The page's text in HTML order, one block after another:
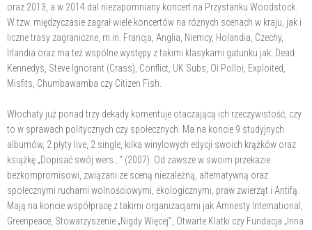
oraz 2013, a w 2014 dal niezapomniany koncert na Przystanku Woodstock.
W tzw. międzyczasie zagrał wiele koncertów na różnych scenach w kraju, jak i
liczne trasy zagraniczne, m.in. Francja, Anglia, Niemcy, Holandia, Czechy,
Irlandia oraz ma też wspólne występy z takimi klasykami gatunku jak: Dead
Kennedys, Steve Ignorant (Crass), Conflict, UK Subs, Oi Polloi, Exploited,
Misfits, Chumbawamba czy Citizen Fish.
Włochaty już ponad trzy dekady komentuje otaczającą ich rzeczywistość, czy
to w sprawach politycznych czy społecznych. Ma na koncie 9 studyjnych
albumów, 2 płyty live, 2 single, kilka winylowych edycji swoich krążków oraz
książkę „Dopisać swój wers..." (2007). Od zawsze w swoim przekazie
bezkompromisowi, związani ze sceną niezależną, alternatywną oraz
społecznymi ruchami wolnościowymi, ekologicznymi, praw zwierząt i Antifą.
Mają na koncie współpracę z takimi organizacjami jak Amnesty International,
Greenpeace, Stowarzyszenie „Nigdy Więcej", Otwarte Klatki czy Fundacja „Inna